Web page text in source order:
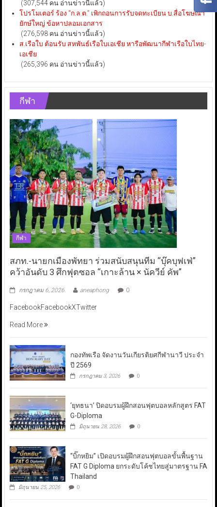
(307,544 คน อ่านข่าวนี้แล้ว)
โปรโมเตอร์ ร้อง “ก.ล.ต.” เพิกถอนการรับจดทะเบียน บ.สื่อโฆษณา
ยักษ์ใหญ่ ข้อหาปลอมเอกสาร
(276,598 คน อ่านข่าวนี้แล้ว)
ส.เรือใบ ต้อนรับ สหพันธ์เรือใบเอเชีย หารือพัฒนากีฬาเรือใบไทย-
เอเชีย
(265,396 คน อ่านข่าวนี้แล้ว)
กีฬา
กีฬา
สภท.-นายกเมืองพัทยา ร่วมสนับสนุนทีม “บุ๊คบุฟเฟ่”
คว้าอันดับ 3 ศึกฟุตซอล “เกาะล้าน × นัควีย์ คัพ”
กรกฎาคม 6, 2026 aneaphong 0
FacebookFacebookXTwitter
Read More
กองทัพเรือ จัดงานวันเกียรติยศกีฬานาวี ประจำ
ปี 2569
กรกฎาคม 3, 2026 0
‘ยุทธนา’ ปิดอบรมผู้ฝึกสอนฟุตบอลหลักสูตร FAT
G-Diploma
มิถุนายน 28, 2026 0
“บิ๊กหยิม” เปิดอบรมผู้ฝึกสอนฟุตบอลขั้นพื้นฐาน
FAT G Diploma ยกระดับโค้ชไทยสู่มาตรฐาน FA
Thailand
มิถุนายน 25, 2026 0